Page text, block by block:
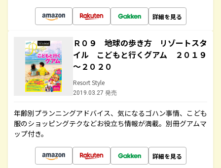
詳細を見る
Ｒ０９ 地球の歩き方 リゾートスタ
イル こどもと行くグアム ２０１９
～２０２０
Resort Style
2019.03.27 発売
年齢別プランニングアドバイス、気になるゴハン事情、こども
服のショッピングテクなどお役立ち情報が満載。別冊グアムマ
ップ付き。
詳細を見る